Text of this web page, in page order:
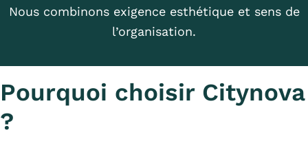
Nous combinons exigence esthétique et sens de
l’organisation.
Pourquoi choisir Citynova
?